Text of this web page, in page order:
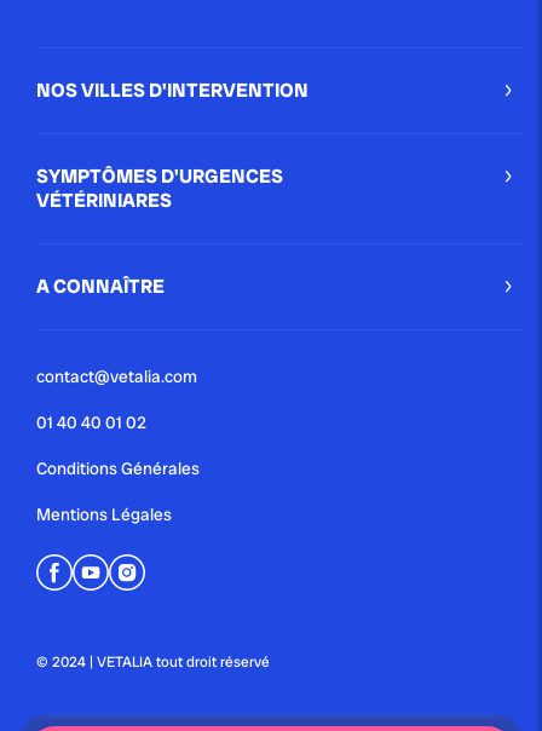
NOS VILLES D'INTERVENTION
SYMPTÔMES D'URGENCES
VÉTÉRINIARES
A CONNAÎTRE
contact@vetalia.com
01 40 40 01 02
Conditions Générales
Mentions Légales
© 2024 | VETALIA tout droit réservé